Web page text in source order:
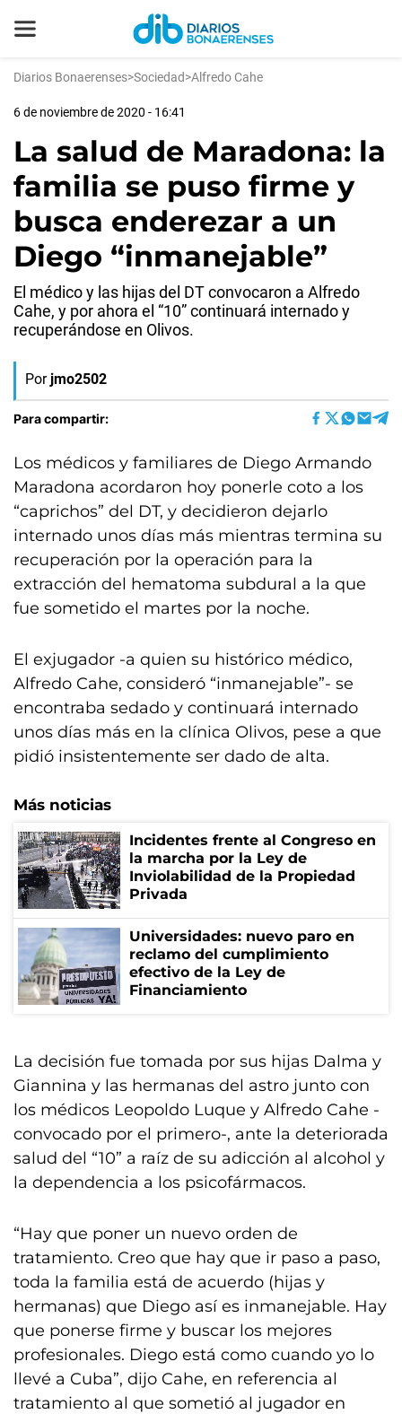
Diarios Bonaerenses>Sociedad>Alfredo Cahe
6 de noviembre de 2020 - 16:41
La salud de Maradona: la
familia se puso firme y
busca enderezar a un
Diego “inmanejable”
El médico y las hijas del DT convocaron a Alfredo
Cahe, y por ahora el “10” continuará internado y
recuperándose en Olivos.
Por jmo2502
Para compartir:
Los médicos y familiares de Diego Armando
Maradona acordaron hoy ponerle coto a los
“caprichos” del DT, y decidieron dejarlo
internado unos días más mientras termina su
recuperación por la operación para la
extracción del hematoma subdural a la que
fue sometido el martes por la noche.
El exjugador -a quien su histórico médico,
Alfredo Cahe, consideró “inmanejable”- se
encontraba sedado y continuará internado
unos días más en la clínica Olivos, pese a que
pidió insistentemente ser dado de alta.
Más noticias
Incidentes frente al Congreso en
la marcha por la Ley de
Inviolabilidad de la Propiedad
Privada
Universidades: nuevo paro en
reclamo del cumplimiento
efectivo de la Ley de
Financiamiento
La decisión fue tomada por sus hijas Dalma y
Giannina y las hermanas del astro junto con
los médicos Leopoldo Luque y Alfredo Cahe -
convocado por el primero-, ante la deteriorada
salud del “10” a raíz de su adicción al alcohol y
la dependencia a los psicofármacos.
“Hay que poner un nuevo orden de
tratamiento. Creo que hay que ir paso a paso,
toda la familia está de acuerdo (hijas y
hermanas) que Diego así es inmanejable. Hay
que ponerse firme y buscar los mejores
profesionales. Diego está como cuando yo lo
llevé a Cuba”, dijo Cahe, en referencia al
tratamiento al que sometió al jugador en